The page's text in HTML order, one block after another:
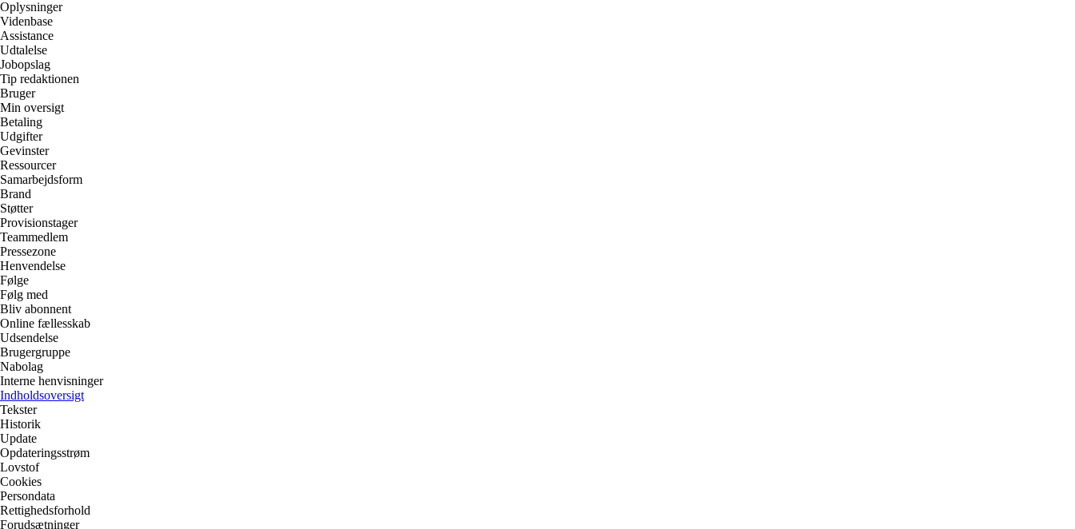
Oplysninger
Videnbase
Assistance
Udtalelse
Jobopslag
Tip redaktionen
Bruger
Min oversigt
Betaling
Udgifter
Gevinster
Ressourcer
Samarbejdsform
Brand
Støtter
Provisionstager
Teammedlem
Pressezone
Henvendelse
Følge
Følg med
Bliv abonnent
Online fællesskab
Udsendelse
Brugergruppe
Nabolag
Interne henvisninger
Indholdsoversigt
Tekster
Historik
Update
Opdateringsstrøm
Lovstof
Cookies
Persondata
Rettighedsforhold
Forudsætninger